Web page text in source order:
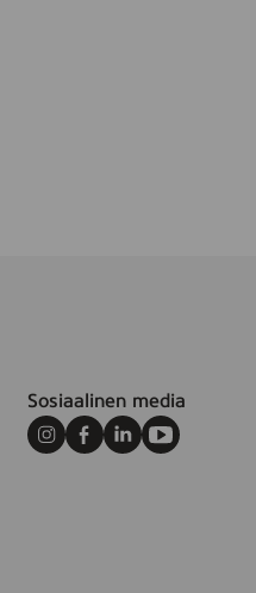
Sosiaalinen media
Instagram
Facebook
LinkedInYoutube